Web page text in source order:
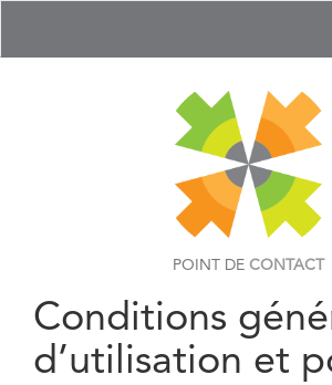
POINT DE CONTACT
Conditions
d’utilisation et